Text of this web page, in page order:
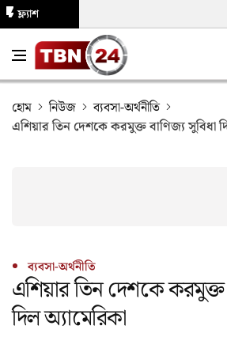
ফ্ল্যাশ
হোম নিউজ
ব্যবসা-অর্থনীতি
এশিয়ার তিন দেশকে করমুক্ত বাণিজ্য সুবিধা
ব্যবসা-অর্থনীতি
এশিয়ার তিন দেশকে করমুক্ত
দিল অ্যামেরিকা